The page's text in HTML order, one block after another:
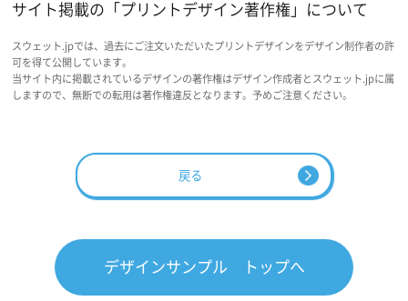
サイト掲載の「プリントデザイン著作権」について
スウェット.jpでは、過去にご注文いただいたプリントデザインをデザイン制作者の許
可を得て公開しています。
当サイト内に掲載されているデザインの著作権はデザイン作成者とスウェット.jpに属
しますので、無断での転用は著作権違反となります。予めご注意ください。
戻る
デザインサンプル トップへ